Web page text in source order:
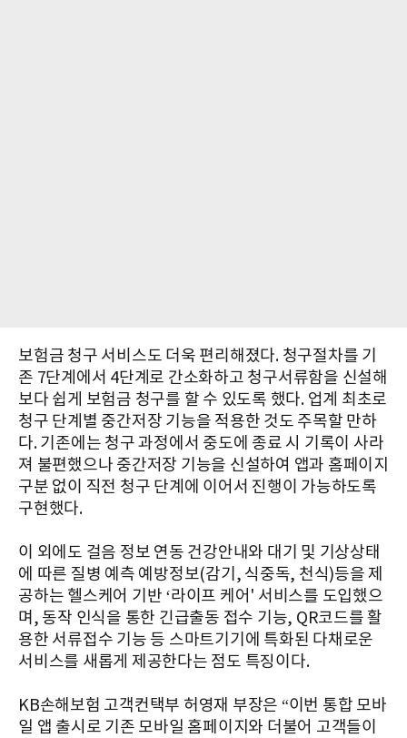
보험금 청구 서비스도 더욱 편리해졌다. 청구절차를 기
존 7단계에서 4단계로 간소화하고 청구서류함을 신설해
보다 쉽게 보험금 청구를 할 수 있도록 했다. 업계 최초로
청구 단계별 중간저장 기능을 적용한 것도 주목할 만하
다. 기존에는 청구 과정에서 중도에 종료 시 기록이 사라
져 불편했으나 중간저장 기능을 신설하여 앱과 홈페이지
구분 없이 직전 청구 단계에 이어서 진행이 가능하도록
구현했다.
이 외에도 걸음 정보 연동 건강안내와 대기 및 기상상태
에 따른 질병 예측 예방정보(감기, 식중독, 천식)등을 제
공하는 헬스케어 기반 ‘라이프 케어' 서비스를 도입했으
며, 동작 인식을 통한 긴급출동 접수 기능, QR코드를 활
용한 서류접수 기능 등 스마트기기에 특화된 다채로운
서비스를 새롭게 제공한다는 점도 특징이다.
KB손해보험 고객컨택부 허영재 부장은 “이번 통합 모바
일 앱 출시로 기존 모바일 홈페이지와 더불어 고객들이